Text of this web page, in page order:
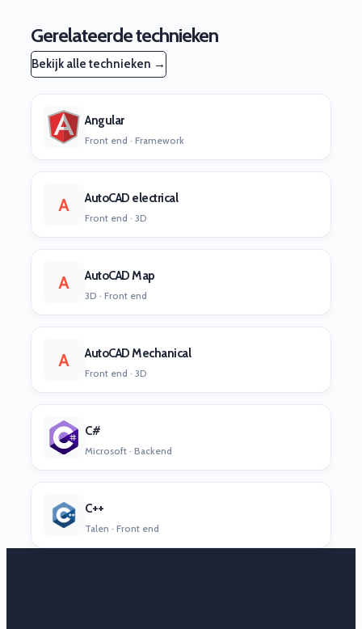
Gerelateerde technieken
Bekijk alle technieken →
Angular
Front end · Framework
A AutoCAD electrical
Front end · 3D
A AutoCAD Map
3D · Front end
A AutoCAD Mechanical
Front end · 3D
C#
Microsoft · Backend
C++
Talen · Front end